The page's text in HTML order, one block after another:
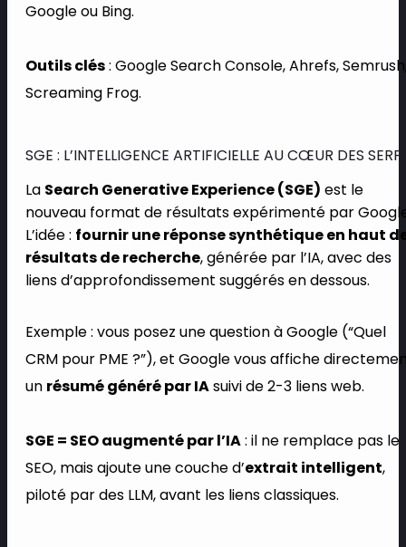
Google ou Bing.
Outils clés: Google Search Console, Ahrefs,
Screaming Frog.
SGE : L’INTELLIGENCE ARTIFICIELLE AU CŒUR DES SERP
La Search Generative Experience (SGE) est le
nouveau format de résultats expérimenté par
L’idée : fournir une réponse synthétique en haut
résultats de recherche, générée par l’IA, avec des
liens d’approfondissement suggérés en dessous.
Exemple : vous posez une question à Google (“Quel
CRM pour PME ?”), et Google vous affiche
un résumé généré par IAsuivi de 2-3 liens web.
SGE = SEO augmenté par l’IA: il ne remplace pas le
SEO, mais ajoute une couche d’extrait intelligent,
piloté par des LLM, avant les liens classiques.